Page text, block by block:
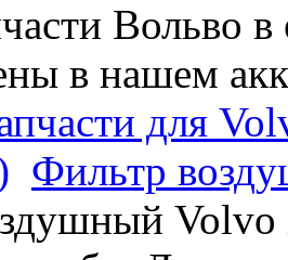
Вольво
в нашем
для
Фильтр
Volvo